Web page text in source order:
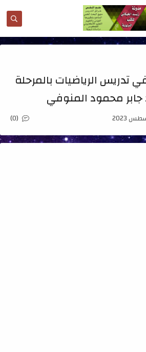
تدريس الرياضيات بالمرحلة
جابر محمود المنوفي
(0)